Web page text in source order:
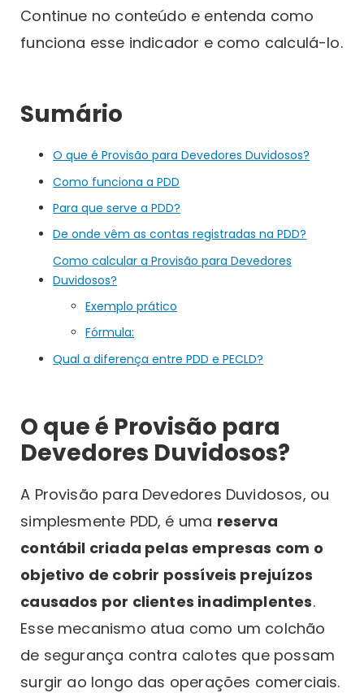
Continue no conteúdo e entenda como
funciona esse indicador e como calculá-lo.
Sumário
O que é Provisão para Devedores Duvidosos?
Como funciona a PDD
Para que serve a PDD?
De onde vêm as contas registradas na PDD?
Como calcular a Provisão para Devedores
Duvidosos?
Exemplo prático
Fórmula:
Qual a diferença entre PDD e PECLD?
O que é Provisão para
Devedores Duvidosos?
A Provisão para Devedores Duvidosos, ou
simplesmente PDD, é uma reserva
contábil criada pelas empresas com o
objetivo de cobrir possíveis prejuízos
causados por clientes inadimplentes.
Esse mecanismo atua como um colchão
de segurança contra calotes que possam
surgir ao longo das operações comerciais.